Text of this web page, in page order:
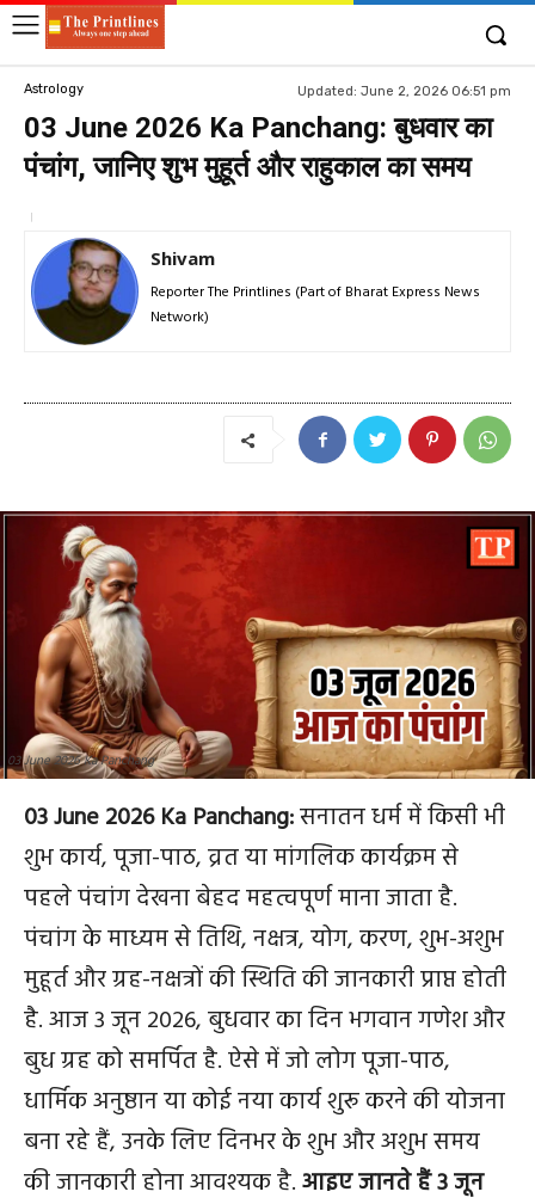
Astrology Updated: June 2, 2026 06:51 pm
03 June 2026 Ka Panchang: बुधवार का
पंचांग, जानिए शुभ मुहूर्त और राहुकाल का समय
Shivam
Reporter The Printlines (Part of Bharat Express News
Network)
03 June 2026 Ka Panchang
03 June 2026 Ka Panchang:सनातन धर्म में किसी भी
शुभ कार्य, पूजा-पाठ, व्रत या मांगलिक कार्यक्रम से
पहले पंचांग देखना बेहद महत्वपूर्ण माना जाता है.
पंचांग के माध्यम से तिथि, नक्षत्र, योग, करण, शुभ-अशुभ
मुहूर्त और ग्रह-नक्षत्रों की स्थिति की जानकारी प्राप्त होती
है. आज 3 जून 2026, बुधवार का दिन भगवान गणेश और
बुध ग्रह को समर्पित है. ऐसे में जो लोग पूजा-पाठ,
धार्मिक अनुष्ठान या कोई नया कार्य शुरू करने की योजना
बना रहे हैं, उनके लिए दिनभर के शुभ और अशुभ समय
की जानकारी होना आवश्यक है.आइए जानते हैं 3 जून